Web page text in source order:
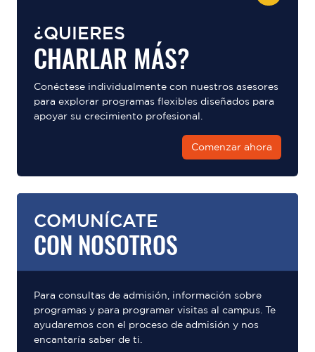
¿QUIERES
CHARLAR MÁS?
Conéctese individualmente con nuestros asesores
para explorar programas flexibles diseñados para
apoyar su crecimiento profesional.
Comenzar ahora
COMUNÍCATE
CON NOSOTROS
Para consultas de admisión, información sobre
programas y para programar visitas al campus. Te
ayudaremos con el proceso de admisión y nos
encantaría saber de ti.